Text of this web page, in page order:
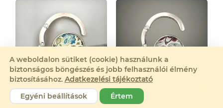
Paisley mandala mintás
Táska Akasztó
Paisley mandala mintás
Táska Akasztó
A weboldalon sütiket (cookie) használunk a
biztonságos böngészés és jobb felhasználói élmény
biztosításához. Adatkezelési tájékoztató
Egyéni beállítások
Értem